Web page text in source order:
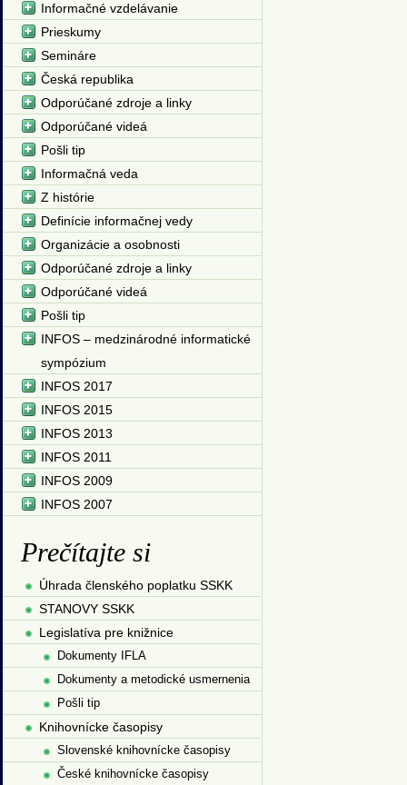
Informačné vzdelávanie
Prieskumy
Semináre
Česká republika
Odporúčané zdroje a linky
Odporúčané videá
Pošli tip
Informačná veda
Z histórie
Definície informačnej vedy
Organizácie a osobnosti
Odporúčané zdroje a linky
Odporúčané videá
Pošli tip
INFOS – medzinárodné informatické
sympózium
INFOS 2017
INFOS 2015
INFOS 2013
INFOS 2011
INFOS 2009
INFOS 2007
Prečítajte si
Úhrada členského poplatku SSKK
STANOVY SSKK
Legislatíva pre knižnice
Dokumenty IFLA
Dokumenty a metodické usmernenia
Pošli tip
Knihovnícke časopisy
Slovenské knihovnícke časopisy
České knihovnícke časopisy